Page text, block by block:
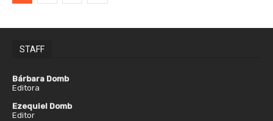
STAFF
Bárbara Domb
Editora
Ezequiel Domb
Editor